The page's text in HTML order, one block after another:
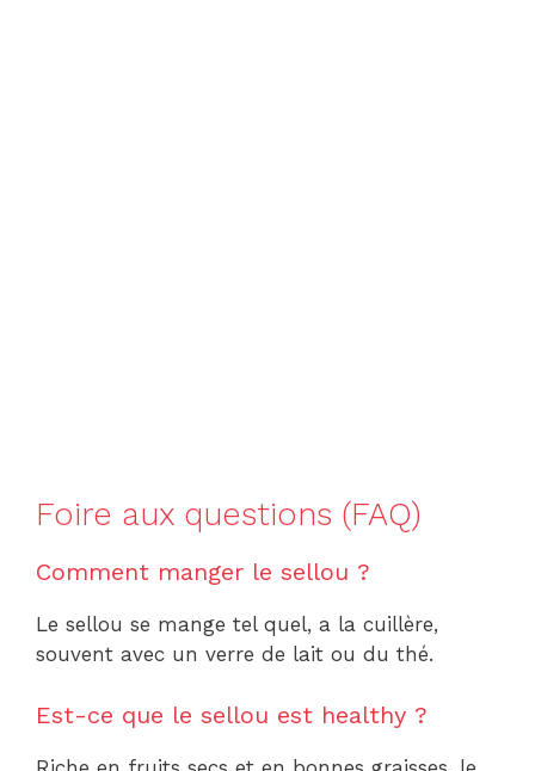
Foire aux questions (FAQ)
Comment manger le sellou ?
Le sellou se mange tel quel, a la cuillère,
souvent avec un verre de lait ou du thé.
Est-ce que le sellou est healthy ?